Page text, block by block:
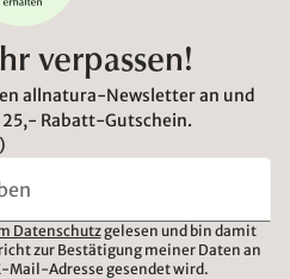
verpassen!
allnatura-Newsletter an und
Rabatt-Gutschein.
Datenschutzgelesen und bin damit
zur Bestätigung meiner Daten an
Mail-Adresse gesendet wird.